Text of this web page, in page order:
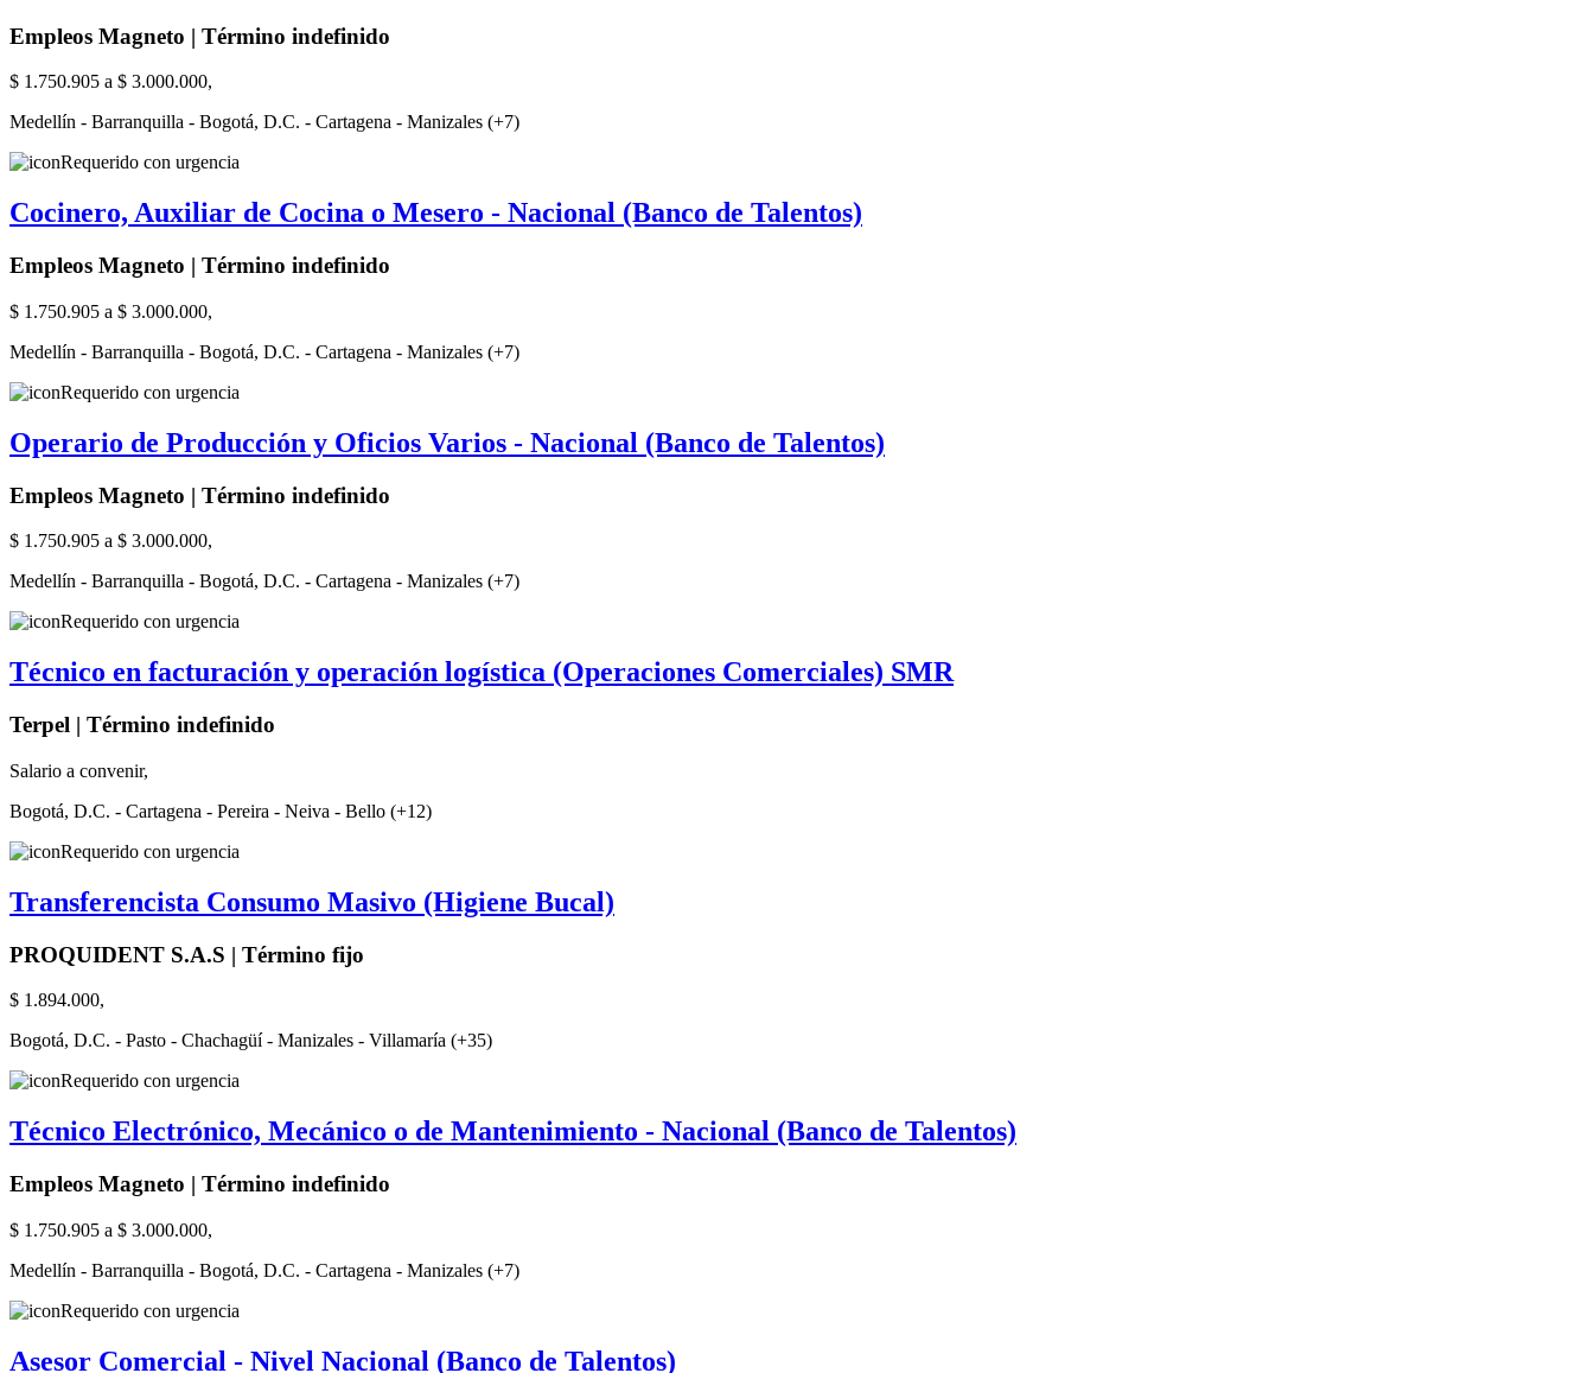
Empleos Magneto | Término indefinido
$ 1.750.905 a $ 3.000.000,
Medellín - Barranquilla - Bogotá, D.C. - Cartagena - Manizales (+7)
Requerido con urgencia
Cocinero, Auxiliar de Cocina o Mesero - Nacional (Banco de Talentos)
Empleos Magneto | Término indefinido
$ 1.750.905 a $ 3.000.000,
Medellín - Barranquilla - Bogotá, D.C. - Cartagena - Manizales (+7)
Requerido con urgencia
Operario de Producción y Oficios Varios - Nacional (Banco de Talentos)
Empleos Magneto | Término indefinido
$ 1.750.905 a $ 3.000.000,
Medellín - Barranquilla - Bogotá, D.C. - Cartagena - Manizales (+7)
Requerido con urgencia
Técnico en facturación y operación logística (Operaciones Comerciales) SMR
Terpel | Término indefinido
Salario a convenir,
Bogotá, D.C. - Cartagena - Pereira - Neiva - Bello (+12)
Requerido con urgencia
Transferencista Consumo Masivo (Higiene Bucal)
PROQUIDENT S.A.S | Término fijo
$ 1.894.000,
Bogotá, D.C. - Pasto - Chachagüí - Manizales - Villamaría (+35)
Requerido con urgencia
Técnico Electrónico, Mecánico o de Mantenimiento - Nacional (Banco de Talentos)
Empleos Magneto | Término indefinido
$ 1.750.905 a $ 3.000.000,
Medellín - Barranquilla - Bogotá, D.C. - Cartagena - Manizales (+7)
Requerido con urgencia
Asesor Comercial - Nivel Nacional (Banco de Talentos)